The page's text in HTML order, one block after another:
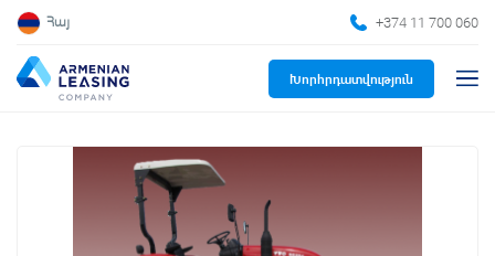
Հայ +374 11 700 060
Խորհրդատվություն